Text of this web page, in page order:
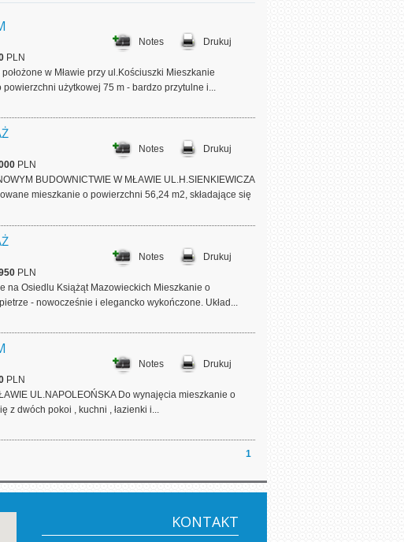
PLN
w Mławie przy ul.Kościuszki Mieszkanie
użytkowej 75 m - bardzo przytulne i...
Notes Drukuj
PLN
BUDOWNICTWIE W MŁAWIE UL.H.SIENKIEWICZA
mieszkanie o powierzchni 56,24 m2, składające się
Notes Drukuj
PLN
na Osiedlu Książąt Mazowieckich Mieszkanie o
- nowocześnie i elegancko wykończone. Układ...
Notes Drukuj
PLN
UL.NAPOLEOŃSKA Do wynajęcia mieszkanie o
z dwóch pokoi , kuchni , łazienki i...
Notes Drukuj
1
KONTAKT